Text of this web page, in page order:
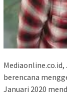
berencana
Januari 2020